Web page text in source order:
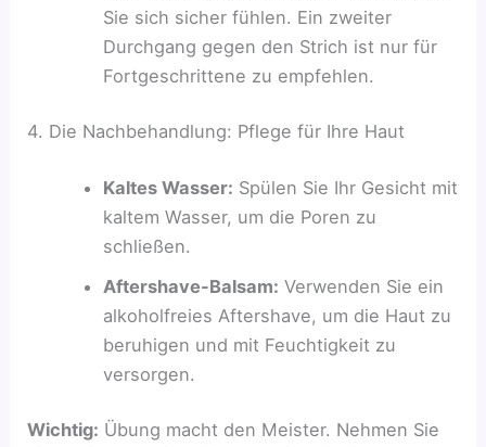
Sie sich sicher fühlen. Ein zweiter
Durchgang gegen den Strich ist nur für
Fortgeschrittene zu empfehlen.
4. Die Nachbehandlung: Pflege für Ihre Haut
Kaltes Wasser: Spülen Sie Ihr Gesicht mit
kaltem Wasser, um die Poren zu
schließen.
Aftershave-Balsam: Verwenden Sie ein
alkoholfreies Aftershave, um die Haut zu
beruhigen und mit Feuchtigkeit zu
versorgen.
Wichtig: Übung macht den Meister. Nehmen Sie